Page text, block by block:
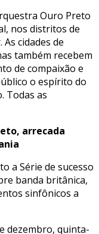
Ouro Preto
nos distritos de
cidades de
também recebem
de compaixão e
o espírito do
Todas as
arrecada
a Série de sucesso
banda britânica,
sinfônicos a
dezembro, quinta-